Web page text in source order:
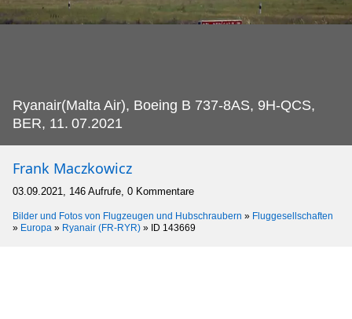
Ryanair(Malta Air), Boeing B 737-8AS, 9H-QCS,
BER, 11. 07.2021
Frank Maczkowicz
03.09.2021, 146 Aufrufe, 0 Kommentare
Bilder und Fotos von Flugzeugen und Hubschraubern » Fluggesellschaften
» Europa » Ryanair (FR-RYR) » ID 143669